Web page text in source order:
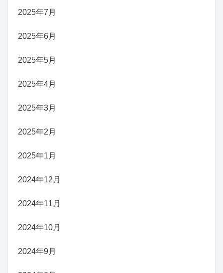
2025年7月
2025年6月
2025年5月
2025年4月
2025年3月
2025年2月
2025年1月
2024年12月
2024年11月
2024年10月
2024年9月